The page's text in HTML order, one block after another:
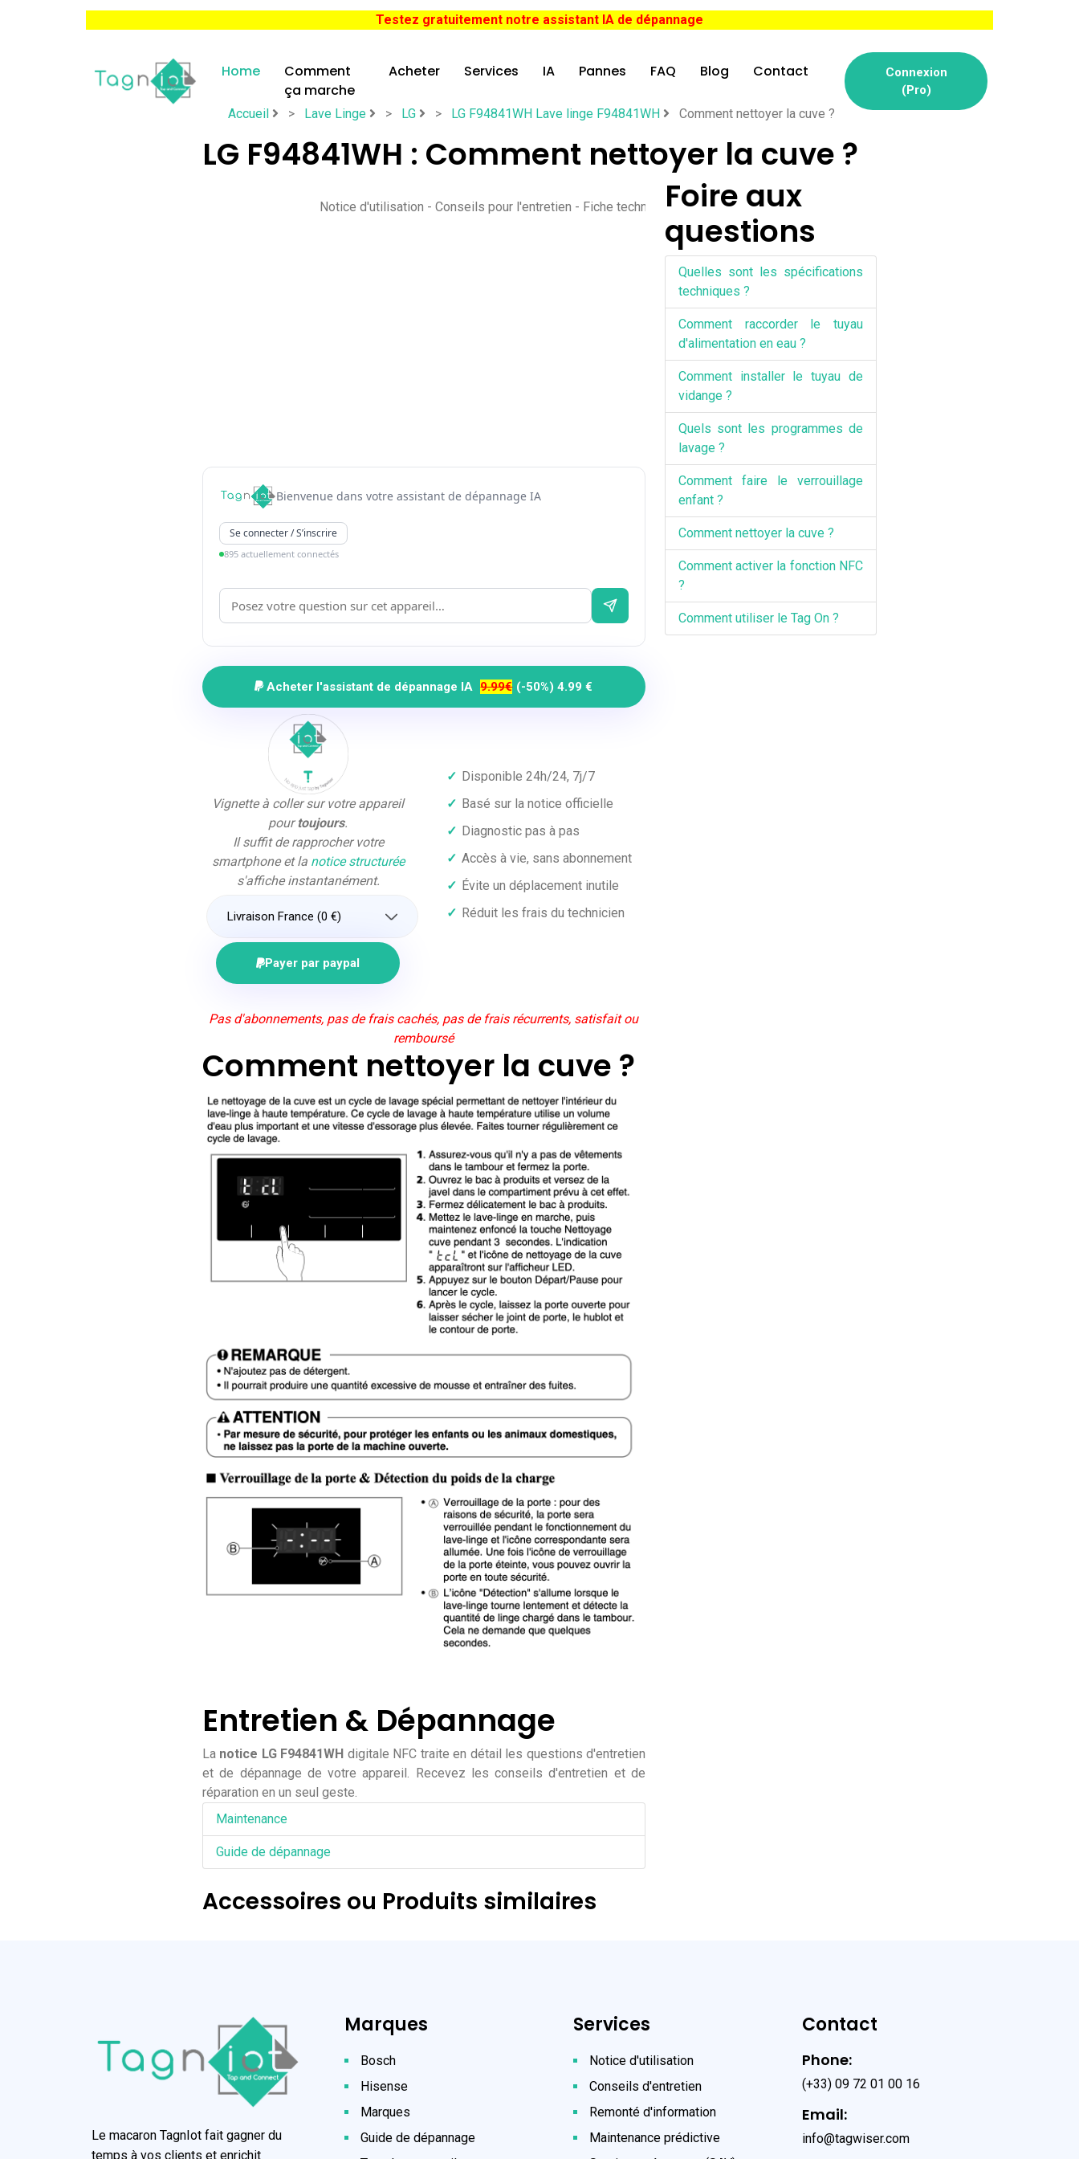
Testez gratuitement notre assistant IA de dépannage
Home
Comment
ça marche
Acheter Services IA Pannes FAQ Blog Contact
Connexion
(Pro)
Accueil > Lave Linge > LG > LG F94841WH Lave linge F94841WH Comment nettoyer la cuve ?
LG F94841WH : Comment nettoyer la cuve ?
Notice d'utilisation - Conseils pour l'entretien - Fiche technique - Contacter rapidement le SAV - Trouver les consommables, accessoires
Bienvenue dans votre assistant de dépannage IA
Se connecter / S’inscrire
895 actuellement connectés
Acheter l'assistant de dépannage IA 9.99€ (-50%) 4.99 €
Vignette à coller sur votre appareil
pourtoujours.
Il suffit de rapprocher votre
smartphone et la notice structurée
s'affiche instantanément.
Payer par paypal
✓ Disponible 24h/24, 7j/7
✓ Basé sur la notice officielle
✓ Diagnostic pas à pas
✓ Accès à vie, sans abonnement
✓ Évite un déplacement inutile
✓ Réduit les frais du technicien
Pas d'abonnements, pas de frais cachés, pas de frais récurrents, satisfait ou
remboursé
Comment nettoyer la cuve ?
Entretien & Dépannage
La notice LG F94841WH digitale NFC traite en détail les questions d'entretien
et de dépannage de votre appareil. Recevez les conseils d'entretien et de
réparation en un seul geste.
Maintenance
Guide de dépannage
Accessoires ou Produits similaires
Foire aux
questions
Quelles sont les spécifications
techniques ?
Comment raccorder le tuyau
d'alimentation en eau ?
Comment installer le tuyau de
vidange ?
Quels sont les programmes de
lavage ?
Comment faire le verrouillage
enfant ?
Comment nettoyer la cuve ?
Comment activer la fonction NFC
?
Comment utiliser le Tag On ?
Le macaron TagnIot fait gagner du
temps à vos clients et enrichit
Marques
Bosch
Hisense
Marques
Guide de dépannage
Services
Notice d'utilisation
Conseils d'entretien
Remonté d'information
Maintenance prédictive
Contact
Phone:
(+33) 09 72 01 00 16
Email:
info@tagwiser.com